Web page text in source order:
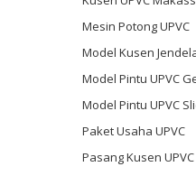
Mesin Potong UPVC
Model Kusen
Model Pintu UPVC
Model Pintu UPVC
Paket Usaha UPVC
Pasang Kusen UPVC